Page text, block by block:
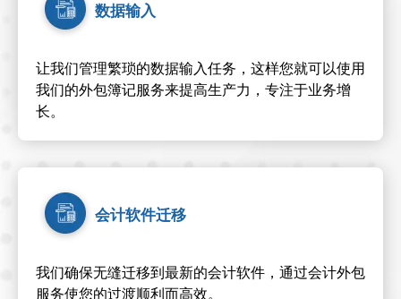
数据输入
让我们管理繁琐的数据输入任务，这样您就可以使用
我们的外包簿记服务来提高生产力，专注于业务增
长。
会计软件迁移
我们确保无缝迁移到最新的会计软件，通过会计外包
服务使您的过渡顺利而高效。